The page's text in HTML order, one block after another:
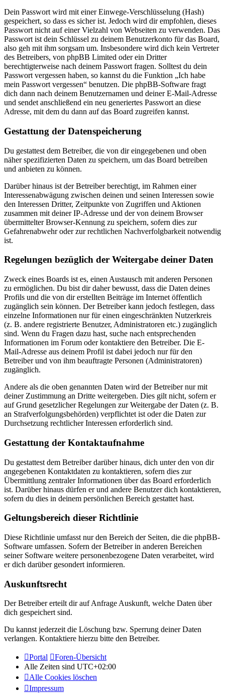
Dein Passwort wird mit einer Einwege-Verschlüsselung (Hash)
gespeichert, so dass es sicher ist. Jedoch wird dir empfohlen, dieses
Passwort nicht auf einer Vielzahl von Webseiten zu verwenden. Das
Passwort ist dein Schlüssel zu deinem Benutzerkonto für das Board,
also geh mit ihm sorgsam um. Insbesondere wird dich kein Vertreter
des Betreibers, von phpBB Limited oder ein Dritter
berechtigterweise nach deinem Passwort fragen. Solltest du dein
Passwort vergessen haben, so kannst du die Funktion „Ich habe
mein Passwort vergessen“ benutzen. Die phpBB-Software fragt
dich dann nach deinem Benutzernamen und deiner E-Mail-Adresse
und sendet anschließend ein neu generiertes Passwort an diese
Adresse, mit dem du dann auf das Board zugreifen kannst.
Gestattung der Datenspeicherung
Du gestattest dem Betreiber, die von dir eingegebenen und oben
näher spezifizierten Daten zu speichern, um das Board betreiben
und anbieten zu können.
Darüber hinaus ist der Betreiber berechtigt, im Rahmen einer
Interessenabwägung zwischen deinen und seinen Interessen sowie
den Interessen Dritter, Zeitpunkte von Zugriffen und Aktionen
zusammen mit deiner IP-Adresse und der von deinem Browser
übermittelter Browser-Kennung zu speichern, sofern dies zur
Gefahrenabwehr oder zur rechtlichen Nachverfolgbarkeit notwendig
ist.
Regelungen bezüglich der Weitergabe deiner Daten
Zweck eines Boards ist es, einen Austausch mit anderen Personen
zu ermöglichen. Du bist dir daher bewusst, dass die Daten deines
Profils und die von dir erstellten Beiträge im Internet öffentlich
zugänglich sein können. Der Betreiber kann jedoch festlegen, dass
einzelne Informationen nur für einen eingeschränkten Nutzerkreis
(z. B. andere registrierte Benutzer, Administratoren etc.) zugänglich
sind. Wenn du Fragen dazu hast, suche nach entsprechenden
Informationen im Forum oder kontaktiere den Betreiber. Die E-
Mail-Adresse aus deinem Profil ist dabei jedoch nur für den
Betreiber und von ihm beauftragte Personen (Administratoren)
zugänglich.
Andere als die oben genannten Daten wird der Betreiber nur mit
deiner Zustimmung an Dritte weitergeben. Dies gilt nicht, sofern er
auf Grund gesetzlicher Regelungen zur Weitergabe der Daten (z. B.
an Strafverfolgungsbehörden) verpflichtet ist oder die Daten zur
Durchsetzung rechtlicher Interessen erforderlich sind.
Gestattung der Kontaktaufnahme
Du gestattest dem Betreiber darüber hinaus, dich unter den von dir
angegebenen Kontaktdaten zu kontaktieren, sofern dies zur
Übermittlung zentraler Informationen über das Board erforderlich
ist. Darüber hinaus dürfen er und andere Benutzer dich kontaktieren,
sofern du dies in deinem persönlichen Bereich gestattet hast.
Geltungsbereich dieser Richtlinie
Diese Richtlinie umfasst nur den Bereich der Seiten, die die phpBB-
Software umfassen. Sofern der Betreiber in anderen Bereichen
seiner Software weitere personenbezogene Daten verarbeitet, wird
er dich darüber gesondert informieren.
Auskunftsrecht
Der Betreiber erteilt dir auf Anfrage Auskunft, welche Daten über
dich gespeichert sind.
Du kannst jederzeit die Löschung bzw. Sperrung deiner Daten
verlangen. Kontaktiere hierzu bitte den Betreiber.
Portal
Foren-Übersicht
Alle Zeiten sind UTC+02:00
Alle Cookies löschen
Impressum